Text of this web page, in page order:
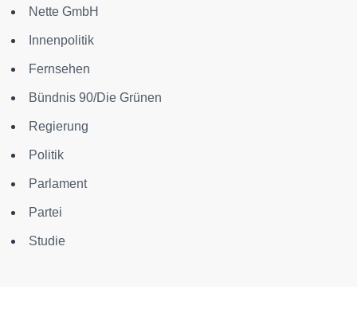
Nette GmbH
Innenpolitik
Fernsehen
Bündnis 90/Die Grünen
Regierung
Politik
Parlament
Partei
Studie